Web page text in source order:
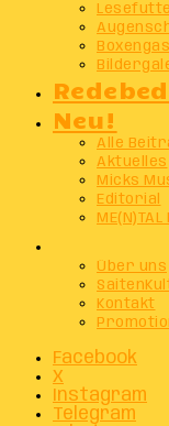
Neu!
Alle
Aktuelles
Micks
Editorial
ME(N)TAL
Über uns
Kontakt
Facebook
X
Instagram
Telegram